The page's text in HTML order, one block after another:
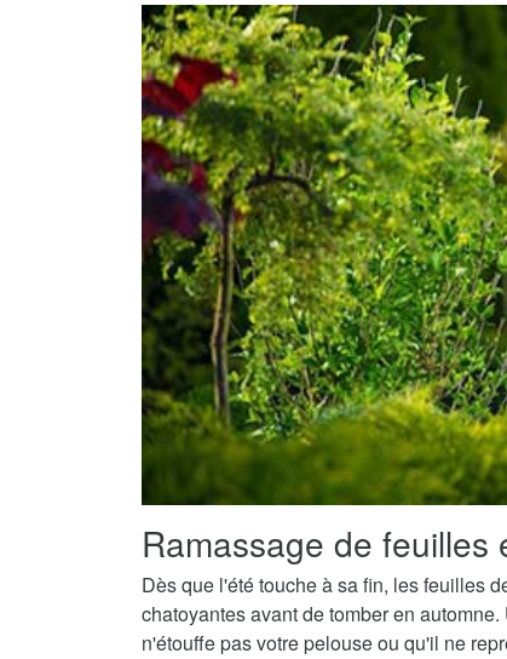
Ramassage de feuilles
Dès que l'été touche à sa fin, les feuilles
chatoyantes avant de tomber en
n'étouffe pas votre pelouse ou qu'il ne